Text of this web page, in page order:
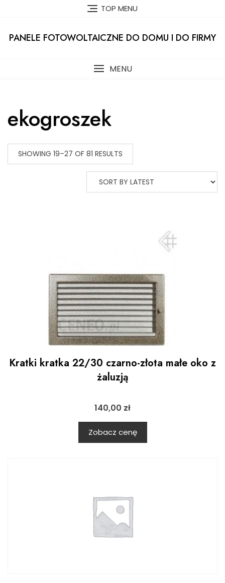
TOP MENU
PANELE FOTOWOLTAICZNE DO DOMU I DO FIRMY
MENU
ekogroszek
SHOWING 19–27 OF 81 RESULTS
Kratki kratka 22/30 czarno-złota małe oko z
żaluzją
140,00 zł
Zobacz cenę